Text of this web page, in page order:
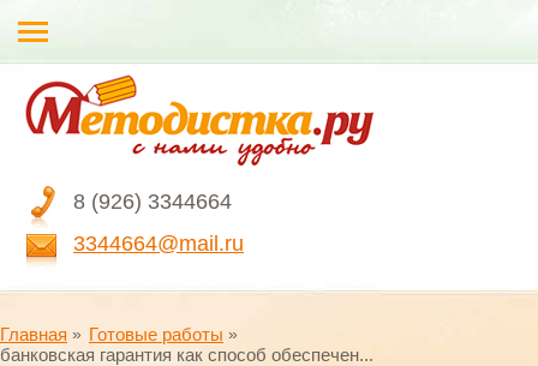
8 (926) 3344664
3344664@mail.ru
Главная
Готовые работы
банковская гарантия как способ обеспечен...